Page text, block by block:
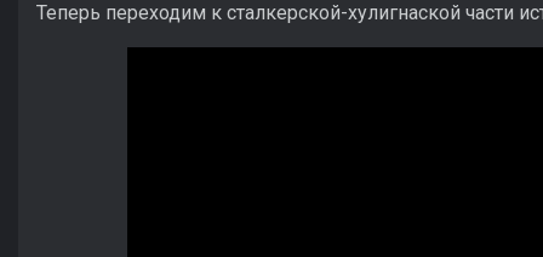
Теперь переходим к сталкерской-хулигнаской части